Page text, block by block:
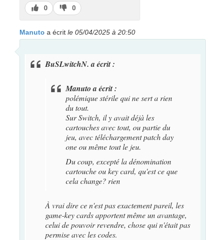
J’aime
0
J’aime
pas
0
Manuto a écrit le 05/04/2025 à 20:50
BuSLwitchN. a écrit :
Manuto a écrit :
polémique stérile qui ne sert a rien
du tout.
Sur Switch, il y avait déjà les
cartouches avec tout, ou partie du
jeu, avec téléchargement patch day
one ou même tout le jeu.
Du coup, excepté la dénomination
cartouche ou key card, qu'est ce que
cela change? rien
À vrai dire ce n'est pas exactement pareil, les
game-key cards apportent même un avantage,
celui de pouvoir revendre, chose qui n'était pas
permise avec les codes.